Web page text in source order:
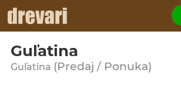
Guľatina
Guľatina (Predaj / Ponuka)